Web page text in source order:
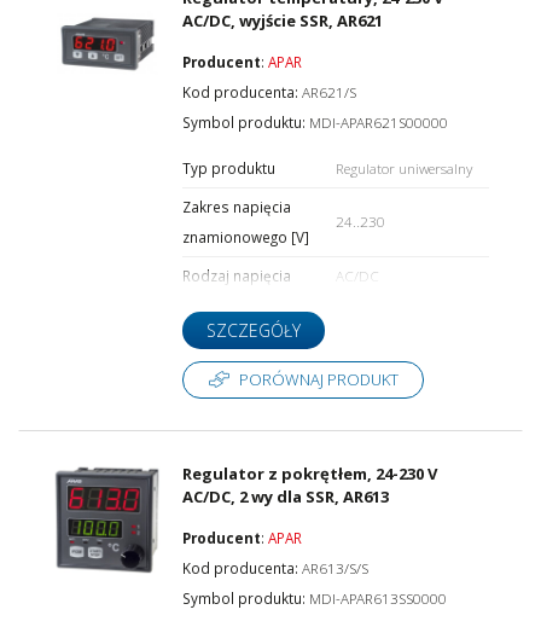
AC/DC, wyjście SSR, AR621
Producent:APAR
Kod producenta:AR621/S
Symbol produktu: MDI-APAR621S00000
Typ produktu
Regulator uniwersalny
Zakres napięcia
znamionowego [V]
24..230
Rodzaj napięcia AC/DC
SZCZEGÓŁY
PORÓWNAJ PRODUKT
Regulator z pokrętłem, 24-230 V
AC/DC, 2 wy dla SSR, AR613
Producent:APAR
Kod producenta:AR613/S/S
Symbol produktu: MDI-APAR613SS0000